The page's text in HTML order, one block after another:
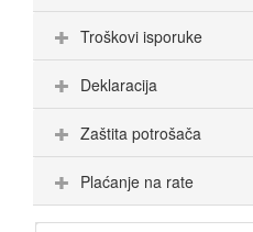
Troškovi isporuke
Deklaracija
Zaštita potrošača
Plaćanje na rate